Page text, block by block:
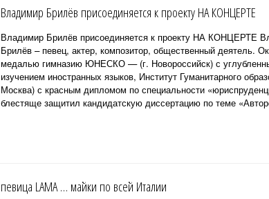
Владимир Брилёв присоединяется к проекту НА КОНЦЕРТЕ
Владимир Брилёв присоединяется к проекту НА КОНЦЕРТЕ
Брилёв – певец, актер, композитор, общественный деятель.
медалью гимназию ЮНЕСКО — (г. Новороссийск) с
изучением иностранных языков, Институт Гуманитарного
Москва) с красным дипломом по специальности
блестяще защитил кандидатскую диссертацию по теме
певица LAMA … майки по всей Италии